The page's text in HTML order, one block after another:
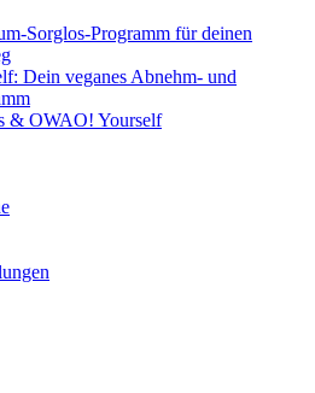
Sorglos-Programm für deinen
Dein veganes Abnehm- und
& OWAO! Yourself